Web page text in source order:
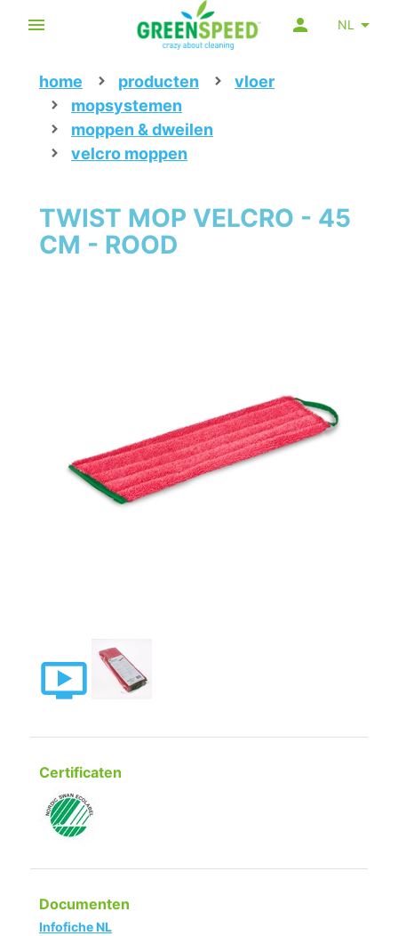
NL
home producten
vloer
mopsystemen
moppen & dweilen
velcro moppen
TWIST MOP VELCRO - 45
CM - ROOD
Certificaten
Documenten
Infofiche NL